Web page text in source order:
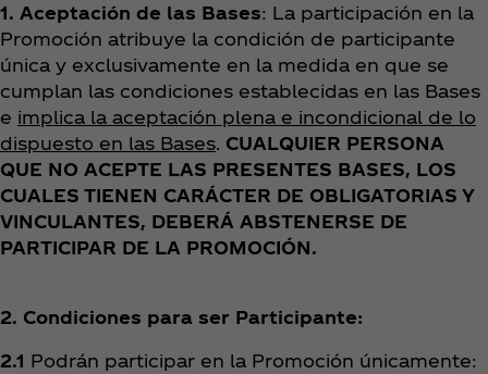
1. Aceptación de las Bases: La participación en la
Promoción atribuye la condición de participante
única y exclusivamente en la medida en que se
cumplan las condiciones establecidas en las Bases
e implica la aceptación plena e incondicional de lo
dispuesto en las Bases. CUALQUIER PERSONA
QUE NO ACEPTE LAS PRESENTES BASES, LOS
CUALES TIENEN CARÁCTER DE OBLIGATORIAS Y
VINCULANTES, DEBERÁ ABSTENERSE DE
PARTICIPAR DE LA PROMOCIÓN.
2. Condiciones para ser Participante:
2.1 Podrán participar en la Promoción únicamente: